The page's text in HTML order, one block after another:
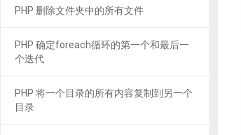
PHP 删除文件夹中的所有文件
PHP 确定foreach循环的第一个和最后一
个迭代
PHP 将一个目录的所有内容复制到另一个
目录